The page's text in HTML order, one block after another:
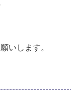
いします。